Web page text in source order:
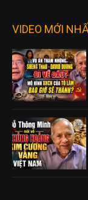
VIDEO MỚI